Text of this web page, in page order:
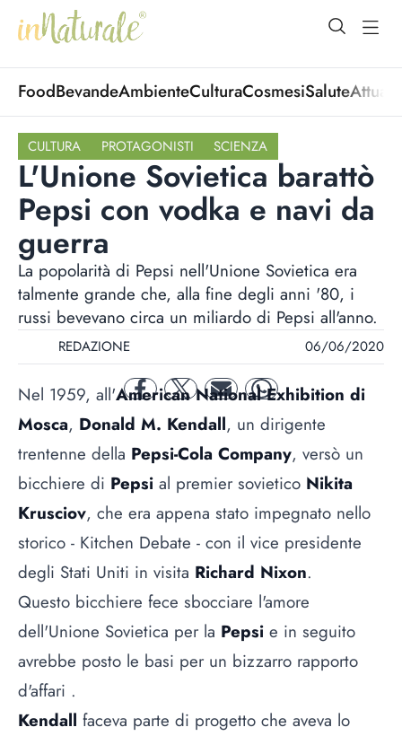
open
FoodBevandeAmbienteCulturaCosmesiSalute
CULTURA PROTAGONISTI SCIENZA
L'Unione Sovietica barattò
Pepsi con vodka e navi da
guerra
La popolarità di Pepsi nell'Unione Sovietica era
talmente grande che, alla fine degli anni '80, i
russi bevevano circa un miliardo di Pepsi all'anno.
REDAZIONE 06/06/2020
facebooktwitter mail whatsapp
Nel 1959, all'American National Exhibition di
Mosca, Donald M. Kendall, un dirigente
trentenne della Pepsi-Cola Company, versò un
bicchiere di Pepsi al premier sovietico Nikita
Krusciov, che era appena stato impegnato nello
storico - Kitchen Debate - con il vice presidente
degli Stati Uniti in visita Richard Nixon.
Questo bicchiere fece sbocciare l'amore
dell'Unione Sovietica per la Pepsi e in seguito
avrebbe posto le basi per un bizzarro rapporto
d'affari .
Kendall faceva parte di progetto che aveva lo